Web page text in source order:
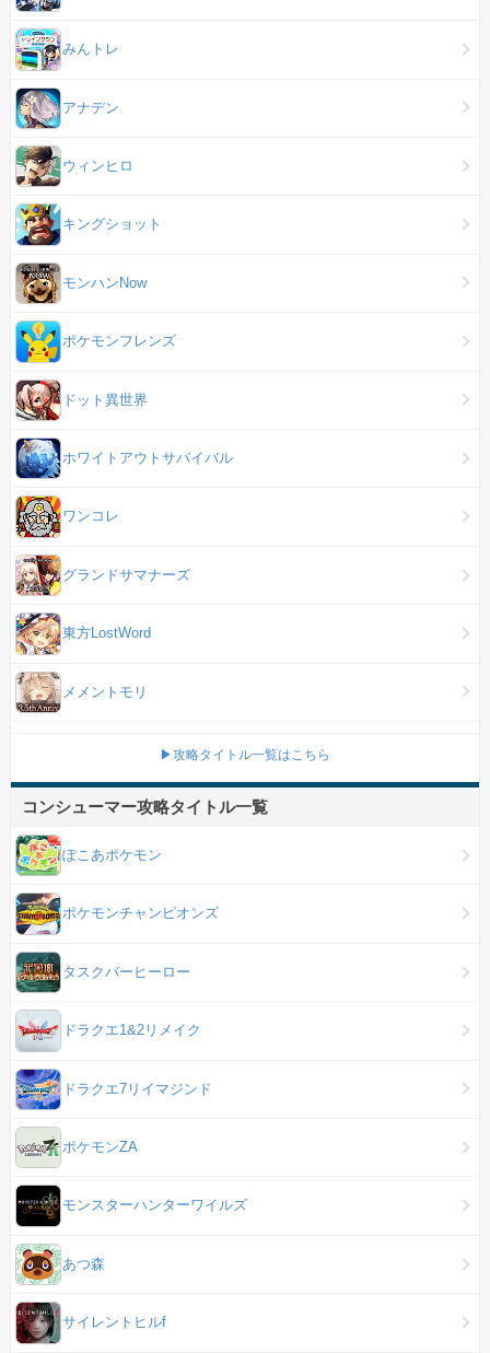
みんトレ
アナデン
ウィンヒロ
キングショット
モンハンNow
ポケモンフレンズ
ドット異世界
ホワイトアウトサバイバル
ワンコレ
グランドサマナーズ
東方LostWord
メメントモリ
▶攻略タイトル一覧はこちら
コンシューマー攻略タイトル一覧
ぽこあポケモン
ポケモンチャンピオンズ
タスクバーヒーロー
ドラクエ1&2リメイク
ドラクエ7リイマジンド
ポケモンZA
モンスターハンターワイルズ
あつ森
サイレントヒルf